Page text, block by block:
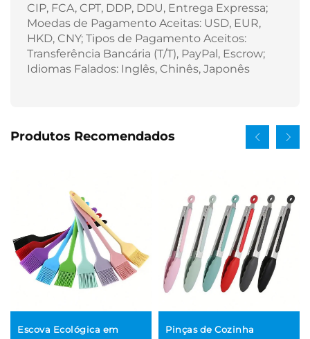
CIP, FCA, CPT, DDP, DDU, Entrega Expressa;
Moedas de Pagamento Aceitas: USD, EUR,
HKD, CNY; Tipos de Pagamento Aceitos:
Transferência Bancária (T/T), PayPal, Escrow;
Idiomas Falados: Inglês, Chinês, Japonês
Produtos Recomendados
Escova Ecológica em
Pinças de Cozinha